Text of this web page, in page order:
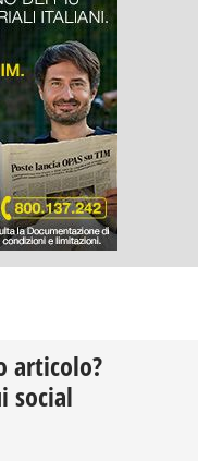
articolo?
social